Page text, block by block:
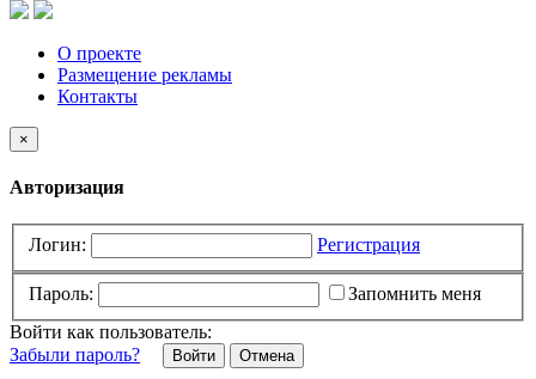
О проекте
Размещение рекламы
Контакты
×
Авторизация
Логин: Регистрация
Пароль:
Запомнить меня
Войти как пользователь:
Забыли пароль?
Отмена